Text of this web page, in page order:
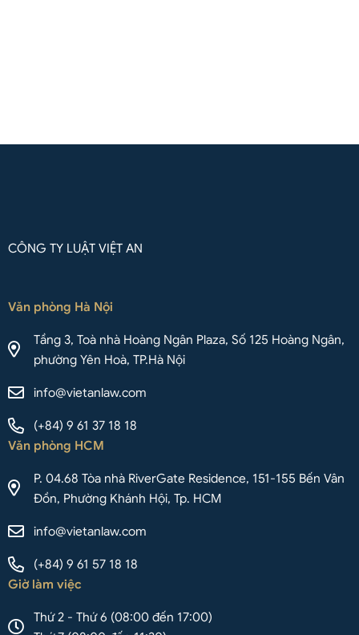
CÔNG TY LUẬT VIỆT AN
Văn phòng Hà Nội
Tầng 3, Toà nhà Hoàng Ngân Plaza, Số 125 Hoàng Ngân,
phường Yên Hoà, TP.Hà Nội
info@vietanlaw.com
(+84) 9 61 37 18 18
Văn phòng HCM
P. 04.68 Tòa nhà RiverGate Residence, 151-155 Bến Vân
Đồn, Phường Khánh Hội, Tp. HCM
info@vietanlaw.com
(+84) 9 61 57 18 18
Giờ làm việc
Thứ 2 - Thứ 6 (08:00 đến 17:00)